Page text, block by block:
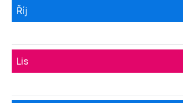
Říj
Lis